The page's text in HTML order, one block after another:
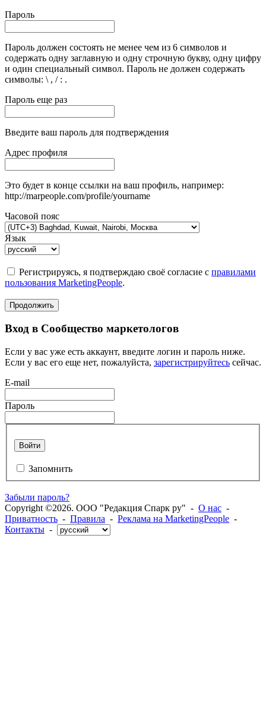
Пароль
Пароль должен состоять не менее чем из 6 символов и
содержать одну заглавную и одну строчную букву, одну цифру
и один специальный символ. Пароль не должен содержать
символы: \ , / : .
Пароль еще раз
Введите ваш пароль для подтверждения
Адрес профиля
Это будет в конце ссылки на ваш профиль, например:
http://marpeople.com/profile/yourname
Часовой пояс
Язык
Регистрируясь, я подтверждаю своё согласие с правилами
пользования MarketingPeople.
Продолжить
Вход в Сообщество маркетологов
Если у вас уже есть аккаунт, введите логин и пароль ниже.
Если у вас его еще нет, пожалуйста, зарегистрируйтесь сейчас.
E-mail
Пароль
Войти
Запомнить
Забыли пароль?
Copyright ©2026. ООО "Редакция Спарк ру" - О нас -
Приватность - Правила - Реклама на MarketingPeople -
Контакты -